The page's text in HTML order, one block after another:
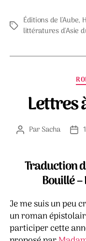
Étiquettes
Éditions de l'Aube,
littératures d'Asie
Lettres
Auteur
ParSacha
Traduction
Bouillé
Je me suis un peu
un roman
participer cette